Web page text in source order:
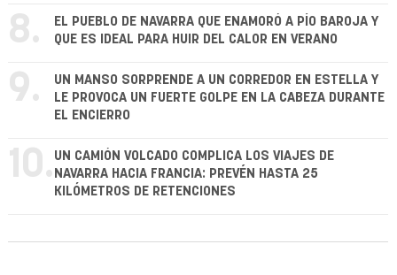
8.
EL PUEBLO DE NAVARRA QUE ENAMORÓ A PÍO BAROJA Y
QUE ES IDEAL PARA HUIR DEL CALOR EN VERANO
9.
UN MANSO SORPRENDE A UN CORREDOR EN ESTELLA Y
LE PROVOCA UN FUERTE GOLPE EN LA CABEZA DURANTE
EL ENCIERRO
10. UN CAMIÓN VOLCADO COMPLICA LOS VIAJES DE
NAVARRA HACIA FRANCIA: PREVÉN HASTA 25
KILÓMETROS DE RETENCIONES